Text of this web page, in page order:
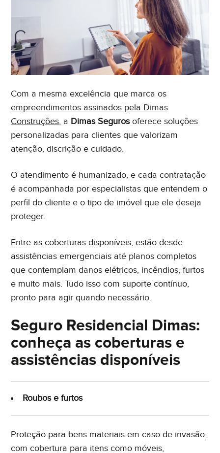
Com a mesma excelência que marca os
empreendimentos assinados pela Dimas
Construções, a Dimas Segurosoferece soluções
personalizadas para clientes que valorizam
atenção, discrição e cuidado.
O atendimento é humanizado, e cada contratação
é acompanhada por especialistas que entendem o
perfil do cliente e o tipo de imóvel que ele deseja
proteger.
Entre as coberturas disponíveis, estão desde
assistências emergenciais até planos completos
que contemplam danos elétricos, incêndios, furtos
e muito mais. Tudo isso com suporte contínuo,
pronto para agir quando necessário.
Seguro Residencial Dimas:
conheça as coberturas e
assistências disponíveis
Roubos e furtos
Proteção para bens materiais em caso de invasão,
com cobertura para itens como móveis,